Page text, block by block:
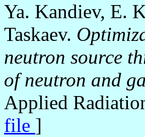
Ya. Kandiev, E.
Taskaev.
neutron source
of neutron and
Applied
file ]